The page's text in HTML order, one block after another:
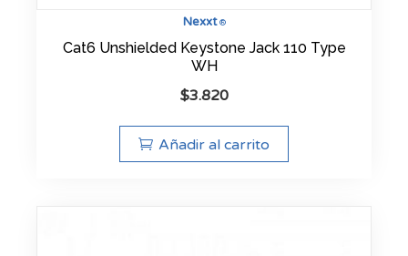
Nexxt®
Cat6 Unshielded Keystone Jack 110 Type
WH
$3.820
Añadir al carrito